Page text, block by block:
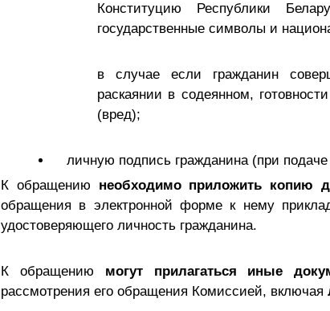
Конституцию Республики
государственные символы и
в случае если гражданин
раскаянии в содеянном,
(вред);
личную подпись гражданина (при
К обращению необходимо приложить копию
обращения в электронной форме к нему
удостоверяющего личность гражданина.
К обращению могут прилагаться иные
рассмотрения его обращения Комиссией, включая